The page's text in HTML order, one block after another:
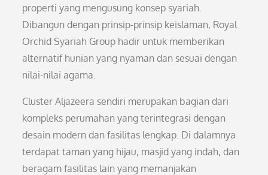
properti yang mengusung konsep syariah.
Dibangun dengan prinsip-prinsip keislaman, Royal
Orchid Syariah Group hadir untuk memberikan
alternatif hunian yang nyaman dan sesuai dengan
nilai-nilai agama.
Cluster Aljazeera sendiri merupakan bagian dari
kompleks perumahan yang terintegrasi dengan
desain modern dan fasilitas lengkap. Di dalamnya
terdapat taman yang hijau, masjid yang indah, dan
beragam fasilitas lain yang memanjakan